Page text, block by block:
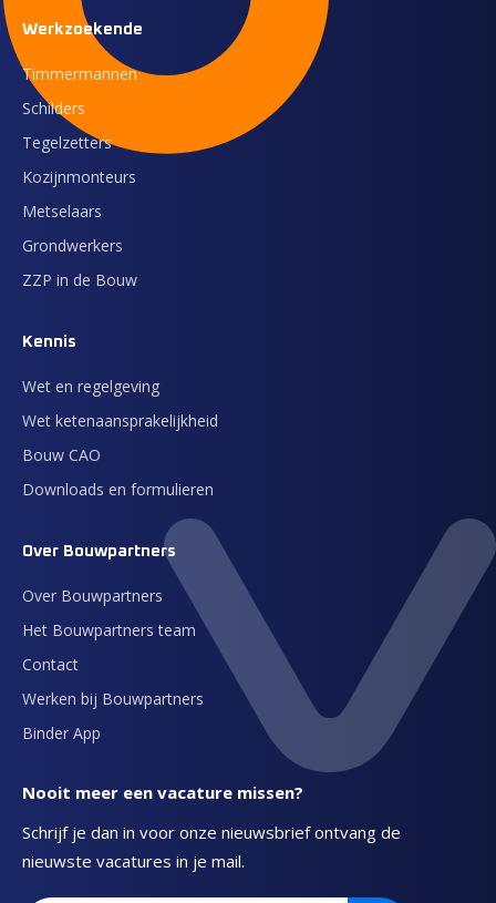
Werkzoekende
Timmermannen
Schilders
Tegelzetters
Kozijnmonteurs
Metselaars
Grondwerkers
ZZP in de Bouw
Kennis
Wet en regelgeving
Wet ketenaansprakelijkheid
Bouw CAO
Downloads en formulieren
Over Bouwpartners
Over Bouwpartners
Het Bouwpartners team
Contact
Werken bij Bouwpartners
Binder App
Nooit meer een vacature missen?
Schrijf je dan in voor onze nieuwsbrief ontvang de
nieuwste vacatures in je mail.